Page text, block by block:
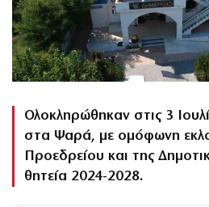
Ολοκληρώθηκαν στις 3
στα Ψαρά, με ομόφωνη
Προεδρείου και της
θητεία 2024-2028.